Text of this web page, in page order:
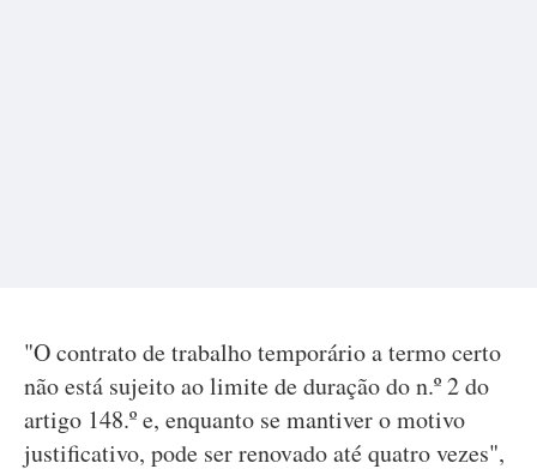
"O contrato de trabalho temporário a termo certo
não está sujeito ao limite de duração do n.º 2 do
artigo 148.º e, enquanto se mantiver o motivo
justificativo, pode ser renovado até quatro vezes",